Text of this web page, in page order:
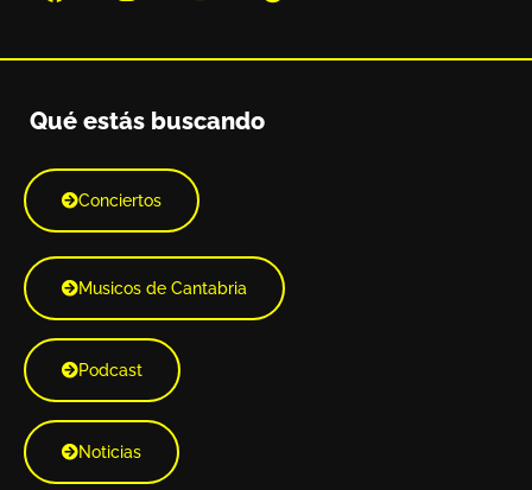
Qué estás buscando
Conciertos
Musicos de Cantabria
Podcast
Noticias